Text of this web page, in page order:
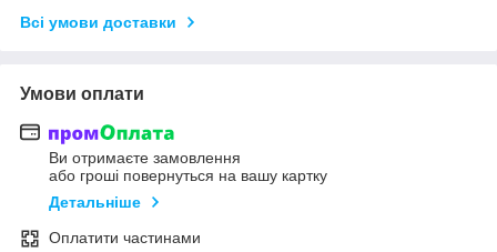
Всі умови доставки
Умови оплати
Ви отримаєте замовлення
або гроші повернуться на вашу картку
Детальніше
Оплатити частинами